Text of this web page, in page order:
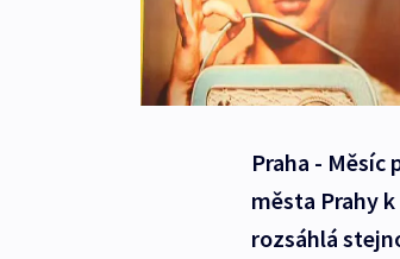
Praha -
města Prahy
rozsáhlá